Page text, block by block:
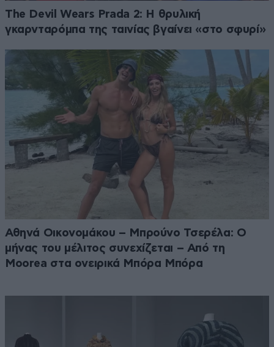
The Devil Wears Prada 2: Η θρυλική
γκαρνταρόμπα της ταινίας βγαίνει «στο σφυρί»
Αθηνά Οικονομάκου – Μπρούνο Τσερέλα: Ο
μήνας του μέλιτος συνεχίζεται – Από τη
Moorea στα ονειρικά Μπόρα Μπόρα